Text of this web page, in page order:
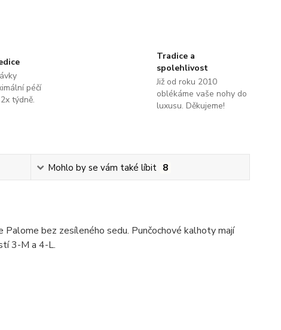
péčí
týdně.
Tradice a
spolehlivost
Již od roku 2010
oblékáme vaše nohy do
luxusu. Děkujeme!
Mohlo by se vám také líbit 8
bez zesíleného sedu. Punčochové kalhoty mají
3-M a 4-L.